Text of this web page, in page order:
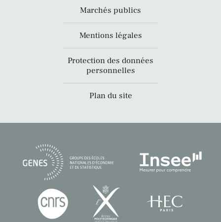
Marchés publics
Mentions légales
Protection des données
personnelles
Plan du site